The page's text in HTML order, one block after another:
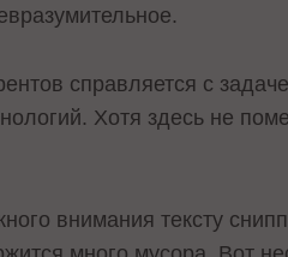
справляется с
Хотя здесь не
внимания тексту